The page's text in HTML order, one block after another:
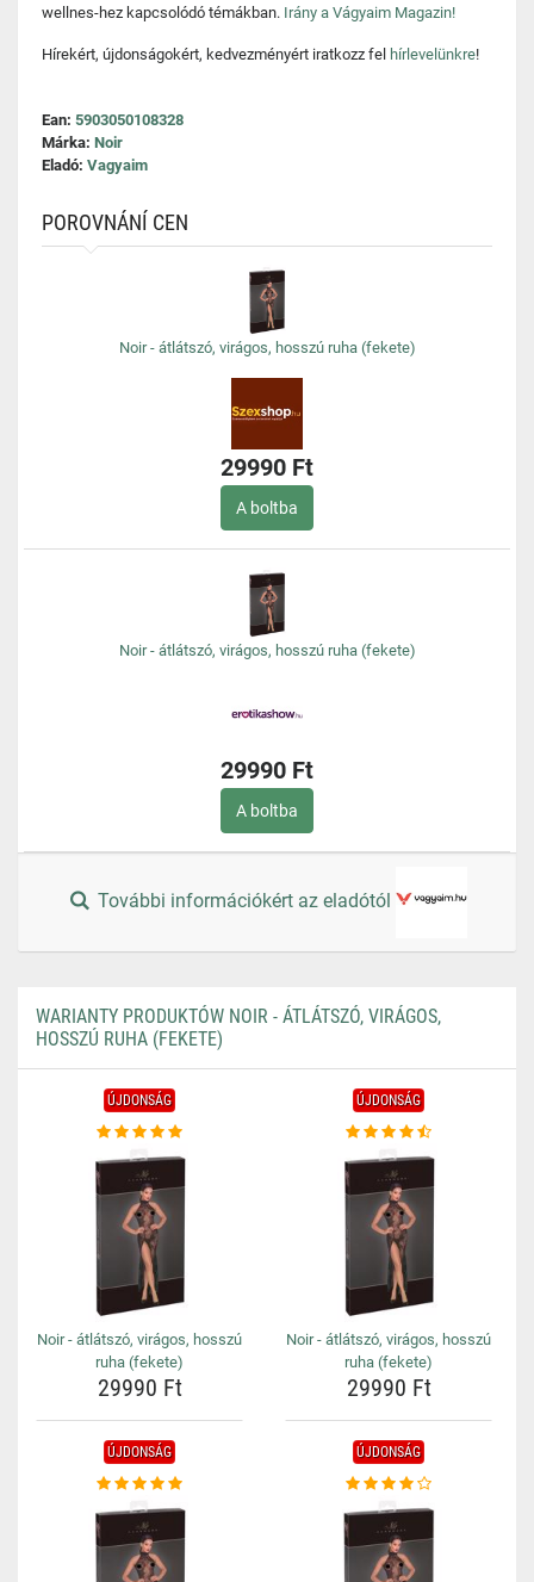
wellnes-hez kapcsolódó témákban. Irány a Vágyaim Magazin!
Hírekért, újdonságokért, kedvezményért iratkozz fel hírlevelünkre!
Ean: 5903050108328
Márka: Noir
Eladó: Vagyaim
POROVNÁNÍ CEN
Noir - átlátszó, virágos, hosszú ruha (fekete)
29990 Ft
A boltba
Noir - átlátszó, virágos, hosszú ruha (fekete)
29990 Ft
A boltba
További információkért az eladótól
WARIANTY PRODUKTÓW NOIR - ÁTLÁTSZÓ, VIRÁGOS,
HOSSZÚ RUHA (FEKETE)
ÚJDONSÁG
Noir - átlátszó, virágos, hosszú
ruha (fekete)
29990 Ft
ÚJDONSÁG
Noir - átlátszó, virágos, hosszú
ruha (fekete)
29990 Ft
ÚJDONSÁG ÚJDONSÁG